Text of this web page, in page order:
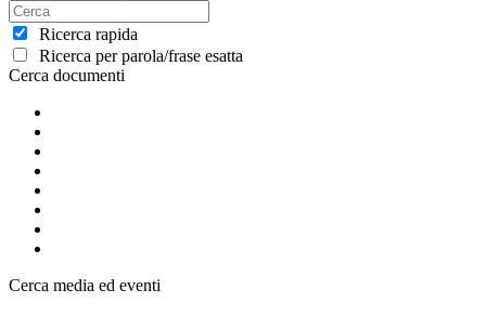
Ricerca rapida
Ricerca per parola/frase esatta
Cerca documenti
Cerca media ed eventi